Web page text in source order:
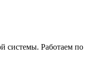
системы. Работаем по